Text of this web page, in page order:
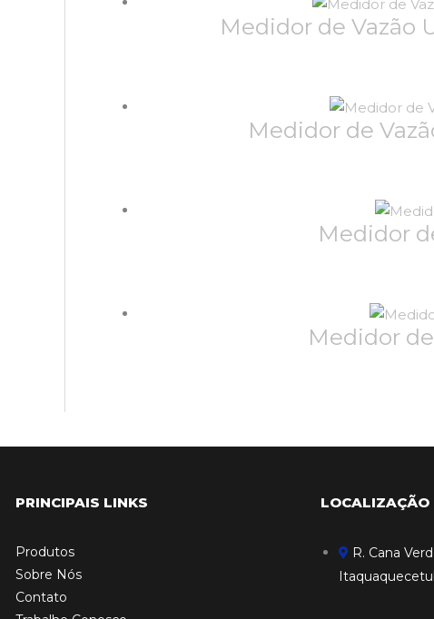
Medidor de Vazão
Medidor de
Medidor
Medidor
PRINCIPAIS LINKS
Produtos
Sobre Nós
Contato
LOCALIZAÇÃO
R. Cana